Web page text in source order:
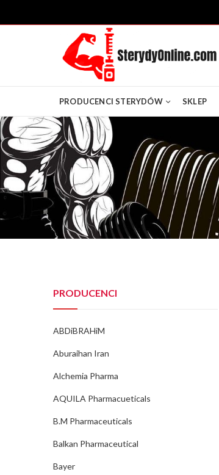
PRODUCENCI STERYDÓW SKLEP
PRODUCENCI
ABDiBRAHiM
Aburaihan Iran
Alchemia Pharma
AQUILA Pharmacueticals
B.M Pharmaceuticals
Balkan Pharmaceutical
Bayer